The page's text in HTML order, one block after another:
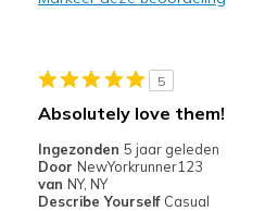
Width
Sizing
Feels true to
5
Absolutely love them!
Ingezonden 5 jaar geleden
Door NewYorkrunner123
van NY, NY
Describe Yourself Casual